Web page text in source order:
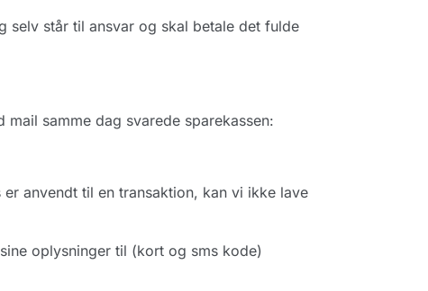
selv står til ansvar og skal betale det fulde
samme dag svarede sparekassen:
anvendt til en transaktion, kan vi ikke lave
oplysninger til (kort og sms kode)